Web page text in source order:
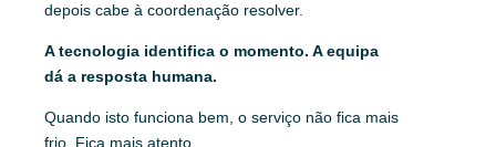
depois cabe à coordenação resolver.
A tecnologia identifica o momento. A equipa
dá a resposta humana.
Quando isto funciona bem, o serviço não fica mais
frio. Fica mais atento.